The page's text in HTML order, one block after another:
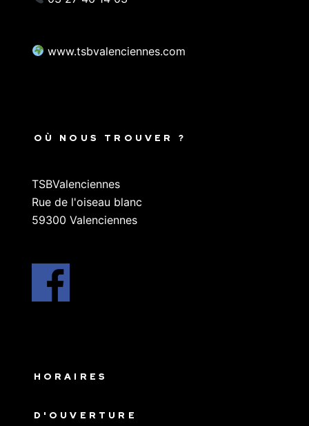
www.tsbvalenciennes.com
OÙ NOUS TROUVER ?
TSBValenciennes
Rue de l'oiseau blanc
59300 Valenciennes
HORAIRES
D'OUVERTURE